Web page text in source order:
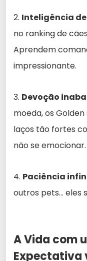
2. Inteligência
no ranking de
Aprendem
impressionante.
3. Devoção
moeda, os
laços tão fortes
não se emocionar.
4. Paciência
outros pets… eles
A Vida com
Expectativa